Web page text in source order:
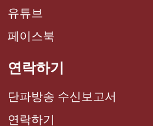
유튜브
페이스북
연락하기
단파방송 수신보고서
연락하기